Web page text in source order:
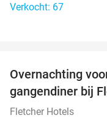
Verkocht: 67
Overnachting
gangendiner bij
Fletcher Hotels